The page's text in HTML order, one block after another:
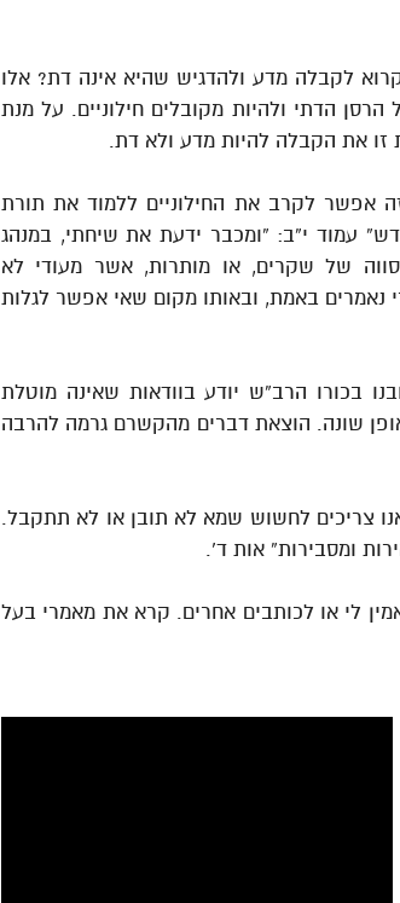
לקבלה מדע ולהדגיש שהיא אינה דת? אלו
הדתי ולהיות מקובלים חילוניים. על מנת
זו את הקבלה להיות מדע ולא דת.
אפשר לקרב את החילוניים ללמוד את תורת
עמוד י”ב: “ומכבר ידעת את שיחתי, במנהג
של שקרים, או מותרות, אשר מעודי לא
נאמרים באמת, ובאותו מקום שאי אפשר לגלות
בכורו הרב”ש יודע בוודאות שאינה מוטלת
שונה. הוצאת דברים מהקשרם גרמה להרבה
צריכים לחשוש שמא לא תובן או לא תתקבל.
ומסבירות” אות ד’.
לי או לכותבים אחרים. קרא את מאמרי בעל